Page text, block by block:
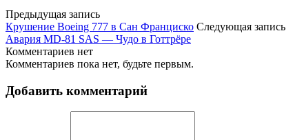
Предыдущая запись
Крушение Boeing 777 в Сан Франциско Следующая запись
Авария MD-81 SAS — Чудо в Готтрёре
Комментариев нет
Комментариев пока нет, будьте первым.
Добавить комментарий